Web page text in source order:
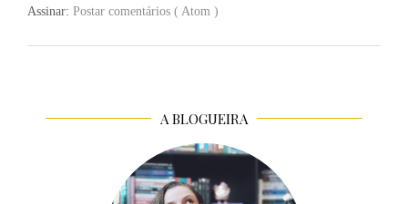
Assinar: Postar comentários ( Atom )
A BLOGUEIRA